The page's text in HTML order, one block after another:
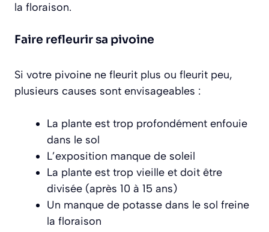
la floraison.
Faire refleurir sa pivoine
Si votre pivoine ne fleurit plus ou fleurit peu,
plusieurs causes sont envisageables :
La plante est trop profondément enfouie
dans le sol
L’exposition manque de soleil
La plante est trop vieille et doit être
divisée (après 10 à 15 ans)
Un manque de potasse dans le sol freine
la floraison